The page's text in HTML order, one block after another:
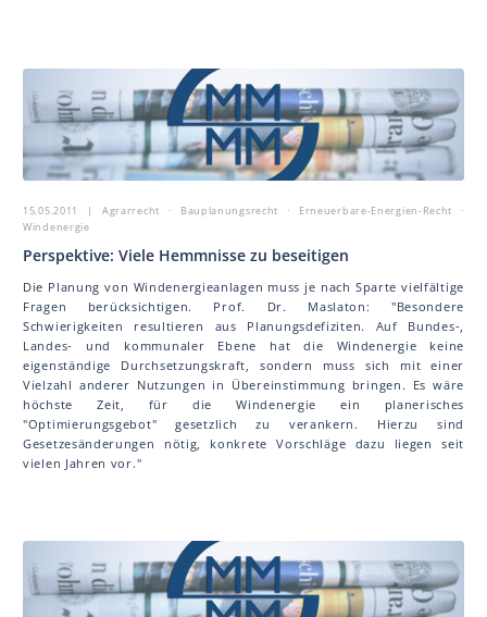
15.05.2011
| Agrarrecht · Bauplanungsrecht · Erneuerbare-Energien-Recht ·
Windenergie
Perspektive: Viele Hemmnisse zu beseitigen
Die Planung von Windenergieanlagen muss je nach Sparte vielfältige
Fragen berücksichtigen. Prof. Dr. Mas la ton: "Besondere
Schwierigkeiten resultieren aus Planungsdefiziten. Auf Bundes-,
Landes- und kommunaler Ebene hat die Windenergie keine
eigenständige Durchsetzungskraft, sondern muss sich mit einer
Vielzahl anderer Nutzungen in Übereinstimmung bringen. Es wäre
höchste Zeit, für die Windenergie ein planerisches
"Optimierungsgebot" gesetzlich zu verankern. Hierzu sind
Gesetzesänderungen nötig, konkrete Vorschläge dazu liegen seit
vielen Jahren vor."